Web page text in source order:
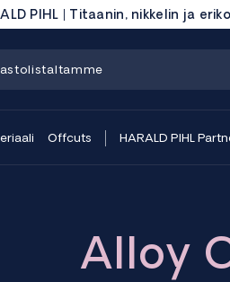
PIHL | Titaanin, nikkelin ja
Offcuts HARALD PIHL
Alloy